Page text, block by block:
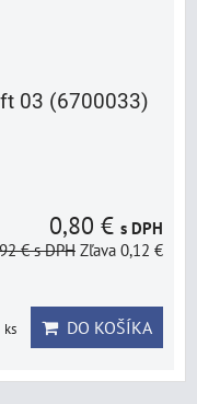
03 (6700033)
0,80 € s DPH
€s DPH Zľava 0,12 €
ks DO KOŠÍKA